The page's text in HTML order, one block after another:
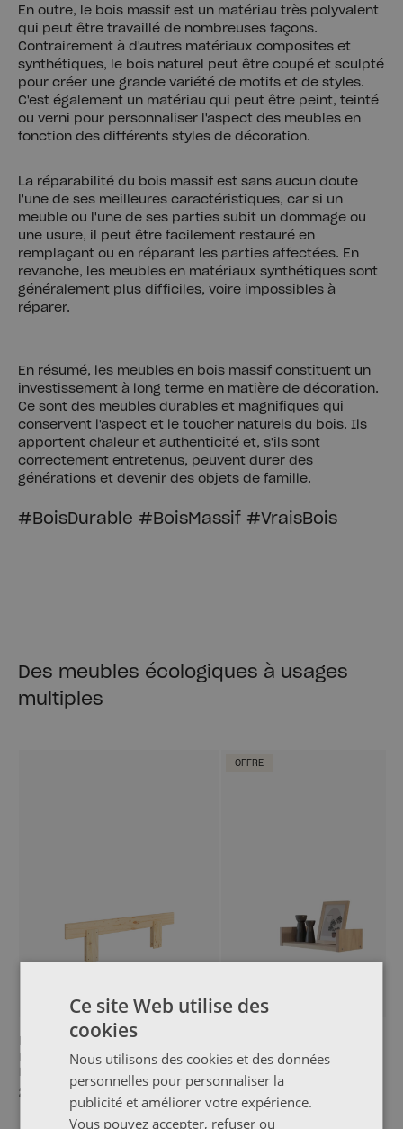
En outre, le bois massif est un matériau très polyvalent
qui peut être travaillé de nombreuses façons.
Contrairement à d'autres matériaux composites et
synthétiques, le bois naturel peut être coupé et sculpté
pour créer une grande variété de motifs et de styles.
C'est également un matériau qui peut être peint, teinté
ou verni pour personnaliser l'aspect des meubles en
fonction des différents styles de décoration.
La réparabilité du bois massif est sans aucun doute
l'une de ses meilleures caractéristiques, car si un
meuble ou l'une de ses parties subit un dommage ou
une usure, il peut être facilement restauré en
remplaçant ou en réparant les parties affectées. En
revanche, les meubles en matériaux synthétiques sont
généralement plus difficiles, voire impossibles à
réparer.
En résumé, les meubles en bois massif constituent un
investissement à long terme en matière de décoration.
Ce sont des meubles durables et magnifiques qui
conservent l'aspect et le toucher naturels du bois. Ils
apportent chaleur et authenticité et, s'ils sont
correctement entretenus, peuvent durer des
générations et devenir des objets de famille.
#BoisDurable #BoisMassif #VraisBois
Des meubles écologiques à usages
multiples
Barrière de protection pour lits et
26,99 €
OFFRE
Étagère murale 44x21
26,99 € 16,99 €
Ce site Web utilise des
cookies
Nous utilisons des cookies et des données
personnelles pour personnaliser la
publicité et améliorer votre expérience.
Vous pouvez accepter, refuser ou